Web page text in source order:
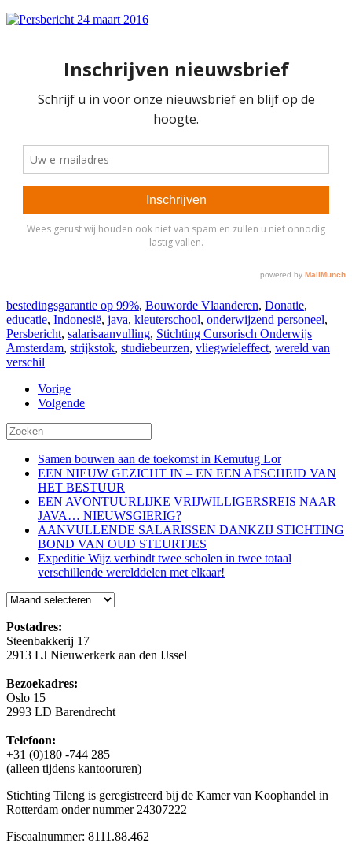
bestedingsgarantie op 99%, Bouworde Vlaanderen, Donatie,
educatie, Indonesië, java, kleuterschool, onderwijzend personeel,
Persbericht, salarisaanvulling, Stichting Cursorisch Onderwijs
Amsterdam, strijkstok, studiebeurzen, vliegwieleffect, wereld van
verschil
Vorige
Volgende
Samen bouwen aan de toekomst in Kemutug Lor
EEN NIEUW GEZICHT IN – EN EEN AFSCHEID VAN
HET BESTUUR
EEN AVONTUURLIJKE VRIJWILLIGERSREIS NAAR
JAVA… NIEUWSGIERIG?
AANVULLENDE SALARISSEN DANKZIJ STICHTING
BOND VAN OUD STEURTJES
Expeditie Wijz verbindt twee scholen in twee totaal
verschillende werelddelen met elkaar!
Blog
Postadres:
Steenbakkerij 17
2913 LJ Nieuwerkerk aan den IJssel
Bezoekadres:
Oslo 15
2993 LD Barendrecht
Telefoon:
+31 (0)180 -744 285
(alleen tijdens kantooruren)
Stichting Tileng is geregistreerd bij de Kamer van Koophandel in
Rotterdam onder nummer 24307222
Fiscaalnummer: 8111.88.462